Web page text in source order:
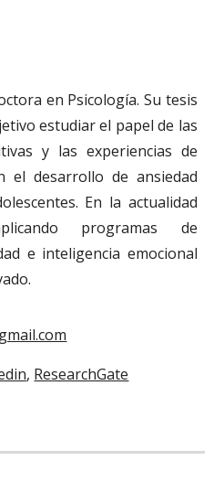
en Psicología. Su tesis
estudiar el papel de las
y las experiencias de
el desarrollo de ansiedad
En la actualidad
programas de
e inteligencia emocional
, ResearchGate